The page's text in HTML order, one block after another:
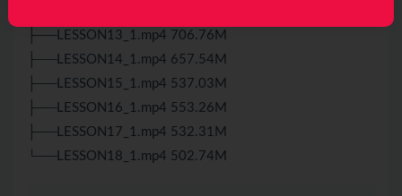
├──LESSON13_1.mp4 706.76M
├──LESSON14_1.mp4 657.54M
├──LESSON15_1.mp4 537.03M
├──LESSON16_1.mp4 553.26M
├──LESSON17_1.mp4 532.31M
└──LESSON18_1.mp4 502.74M